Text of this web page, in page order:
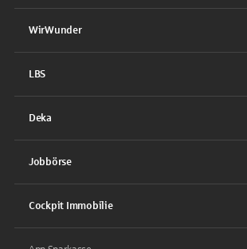
WirWunder
LBS
Deka
Jobbörse
Cockpit Immobilie